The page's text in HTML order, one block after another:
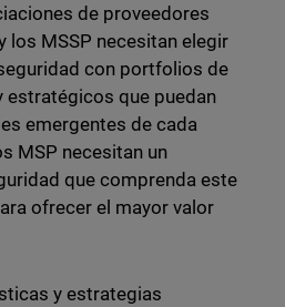
de proveedores
los MSSP necesitan elegir
con portfolios de
que puedan
emergentes de cada
MSP necesitan un
que comprenda este
ofrecer el mayor valor
y estrategias